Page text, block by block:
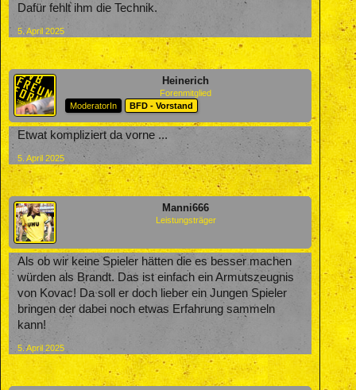
Dafür fehlt ihm die Technik.
5. April 2025
Heinerich
Forenmitglied
ModeratorIn
BFD - Vorstand
Etwat kompliziert da vorne ...
5. April 2025
Manni666
Leistungsträger
Als ob wir keine Spieler hätten die es besser machen
würden als Brandt. Das ist einfach ein Armutszeugnis
von Kovac! Da soll er doch lieber ein Jungen Spieler
bringen der dabei noch etwas Erfahrung sammeln
kann!
5. April 2025